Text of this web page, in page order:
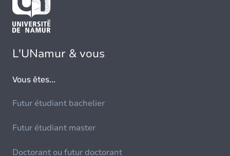
L'UNamur & vous
Vous êtes...
Futur étudiant bachelier
Futur étudiant master
Doctorant ou futur doctorant